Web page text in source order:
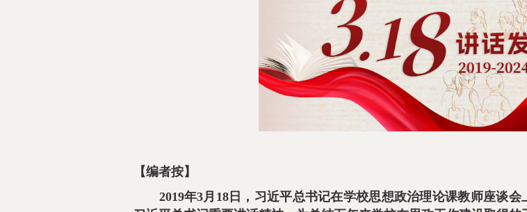
【编者按】
2019年3月18日，习近平总书记在学校思想政治理论课教师座谈会